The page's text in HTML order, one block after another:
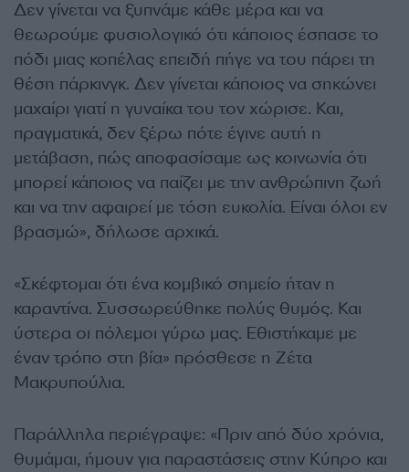
Δεν γίνεται να ξυπνάμε κάθε μέρα και να
θεωρούμε φυσιολογικό ότι κάποιος έσπασε το
πόδι μιας κοπέλας επειδή πήγε να του πάρει τη
θέση πάρκινγκ. Δεν γίνεται κάποιος να σηκώνει
μαχαίρι γιατί η γυναίκα του τον χώρισε. Και,
πραγματικά, δεν ξέρω πότε έγινε αυτή η
μετάβαση, πώς αποφασίσαμε ως κοινωνία ότι
μπορεί κάποιος να παίζει με την ανθρώπινη ζωή
και να την αφαιρεί με τόση ευκολία. Είναι όλοι εν
βρασμώ», δήλωσε αρχικά.
«Σκέφτομαι ότι ένα κομβικό σημείο ήταν η
καραντίνα. Συσσωρεύθηκε πολύς θυμός. Και
ύστερα οι πόλεμοι γύρω μας. Εθιστήκαμε με
έναν τρόπο στη βία» πρόσθεσε η Ζέτα
Μακρυπούλια.
Παράλληλα περιέγραψε: «Πριν από δύο χρόνια,
θυμάμαι, ήμουν για παραστάσεις στην Κύπρο και